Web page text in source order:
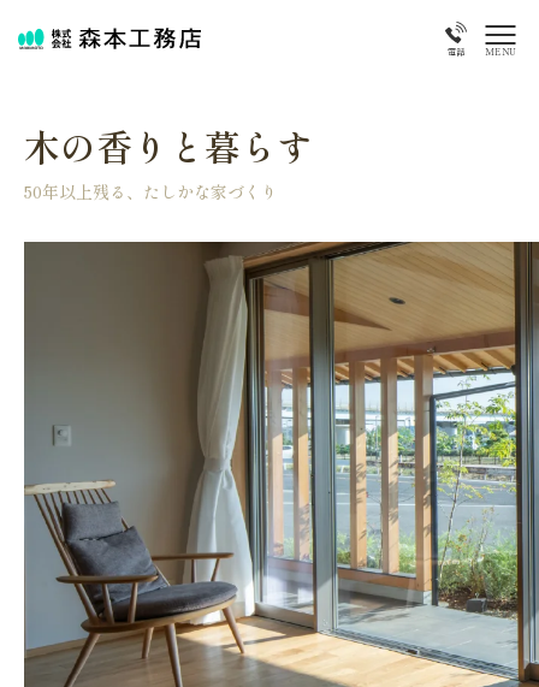
電話 MENU
木の香りと暮らす
50年以上残る、たしかな家づくり